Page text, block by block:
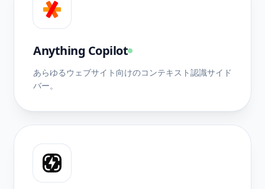
Anything Copilot
あらゆるウェブサイト向けのコンテキスト認識サイド
バー。